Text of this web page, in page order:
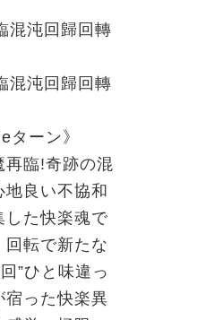
ターン》
再臨!奇跡の混
良い不協和
した快楽魂で
回転で新たな
”ひと味違っ
宿った快楽異